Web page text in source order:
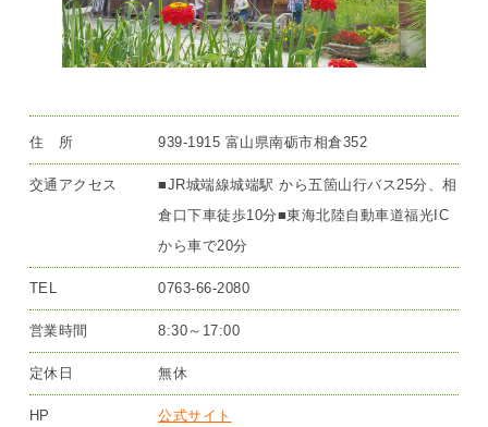
住 所 939-1915 富山県南砺市相倉352
交通アクセス
■JR城端線城端駅 から五箇山行バス25分、相
倉口下車徒歩10分■東海北陸自動車道福光IC
から車で20分
TEL 0763-66-2080
営業時間 8:30～17:00
定休日 無休
HP 公式サイト